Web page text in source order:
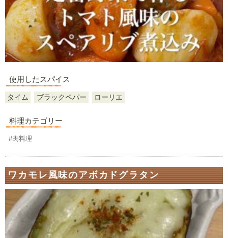
使用したスパイス
タイム ブラックペパー ローリエ
料理カテゴリー
#肉料理
ワカモレ風味のアボカドグラタン